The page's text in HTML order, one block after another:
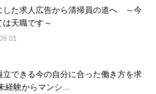
した求人広告から清掃員の道へ ～今
は天職です～
立できる今の自分に合った働き方を求
経験からマンシ...